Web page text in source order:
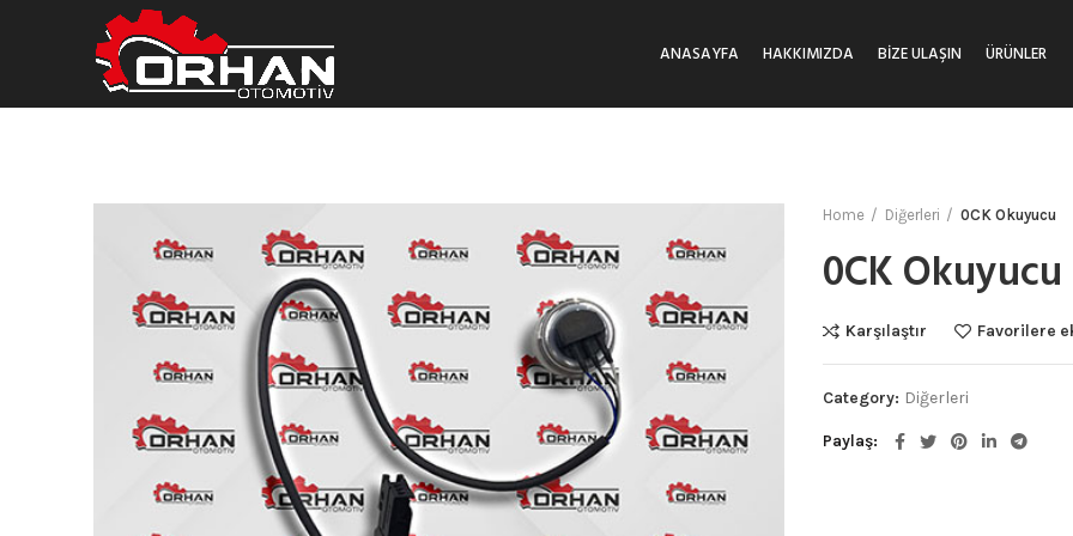
ANASAYFA HAKKIMIZDA BIZE ULAŞIN ÜRÜNLER
Home Diğerleri 0CK Okuyucu
0CK Okuyucu
Karşılaştır Favorilere
Category: Diğerleri
Paylaş